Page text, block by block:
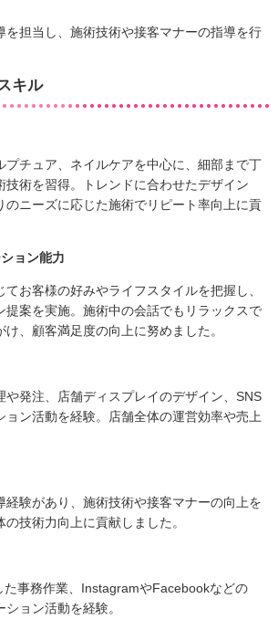
を担当し、施術技術や接客マナーの指導を行
キル
プチュア、ネイルケアを中心に、細部まで丁
技術を習得。トレンドに合わせたデザイン
のニーズに応じた施術でリピート率向上に貢
ョン能力
お客様の好みやライフスタイルを把握し、
提案を実施。施術中の会話でもリラックスで
、顧客満足度の向上に努めました。
や発注、店舗ディスプレイのデザイン、SNS
ョン活動を経験。店舗全体の運営効率や売上
経験があり、施術技術や接客マナーの向上を
技術力向上に貢献しました。
た事務作業、InstagramやFacebookなどの
ョン活動を経験。